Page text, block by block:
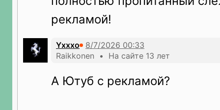
рекламой!
Yxxxo
Raikkonen • На сайте 13 лет
А Ютуб с рекламой?